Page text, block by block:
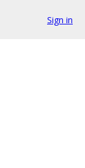
Sign in